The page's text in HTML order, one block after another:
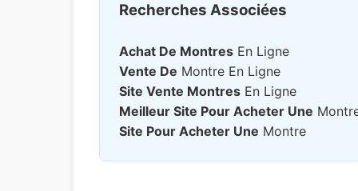
Recherches Associées
Achat De Montres En Ligne
Vente De Montre En Ligne
Site Vente Montres En Ligne
Meilleur Site Pour Acheter Une
Site Pour Acheter Une Montre